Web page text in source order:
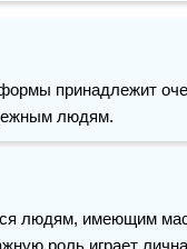
принадлежит
людям.
людям, имеющим
роль играет